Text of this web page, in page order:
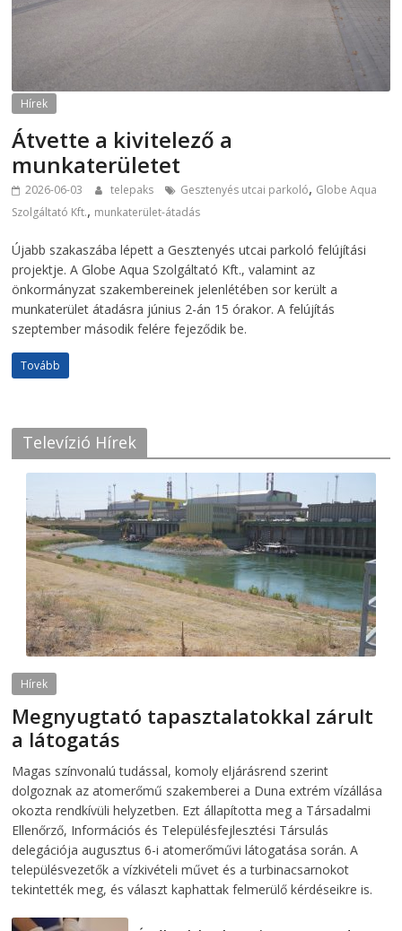
Hírek
Átvette a kivitelező a
munkaterületet
2026-06-03 telepaks Gesztenyés utcai parkoló, Globe Aqua
Szolgáltató Kft., munkaterület-átadás
Újabb szakaszába lépett a Gesztenyés utcai parkoló felújítási
projektje. A Globe Aqua Szolgáltató Kft., valamint az
önkormányzat szakembereinek jelenlétében sor került a
munkaterület átadásra június 2-án 15 órakor. A felújítás
szeptember második felére fejeződik be.
Tovább
Televízió Hírek
Hírek
Megnyugtató tapasztalatokkal zárult
a látogatás
Magas színvonalú tudással, komoly eljárásrend szerint
dolgoznak az atomerőmű szakemberei a Duna extrém vízállása
okozta rendkívüli helyzetben. Ezt állapította meg a Társadalmi
Ellenőrző, Információs és Településfejlesztési Társulás
delegációja augusztus 6-i atomerőművi látogatása során. A
településvezetők a vízkivételi művet és a turbinacsarnokot
tekintették meg, és választ kaphattak felmerülő kérdéseikre is.